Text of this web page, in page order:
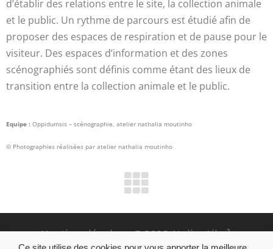
d’établir des relations entre le site, la collection animale
et le public. Un rythme de parcours est étudié afin de
proposer des espaces de respiration et de pause pour le
visiteur. Des espaces d’information et des zones
scénographiés sont définis comme étant des lieux de
transition entre la collection animale et le public.
Equipe : Oppidumsis – scénographie, atelier nathalia moutinho
© Photographies réalisées par atelier nathalia moutinho
Mentions légales- © 2020 Atelier Aile ².
RéalisationDN Consultants